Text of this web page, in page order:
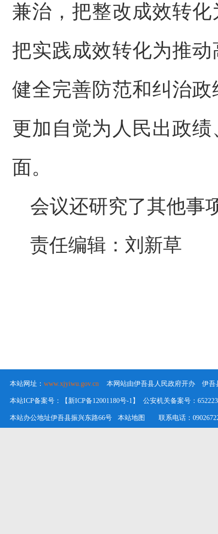
兼治，把整改成效转
把实践成效转化为推
健全完善防范和纠治
更加自觉为人民出政
面。
会议还研究了其他事
责任编辑：刘新草
本站网址： www.xjyiwu.gov.cn 本网站由伊吾县人民政府开办 伊吾
本站ICP备案号：【新ICP备12001180号-1】 公安机关备案号：
本站办公地址伊吾县振兴东路66号 本站地图 联系电话：